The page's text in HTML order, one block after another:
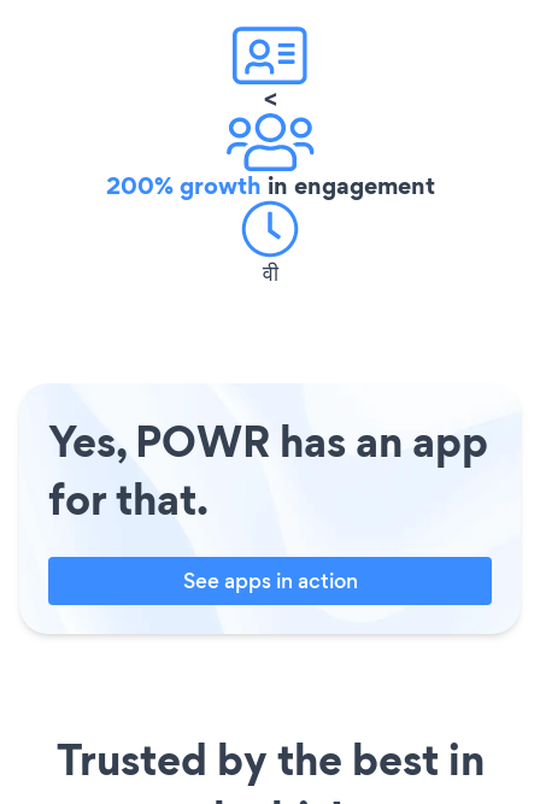
<
200% growth in engagement
वी
Yes, POWR has an app
for that.
See apps in action
Trusted by the best in